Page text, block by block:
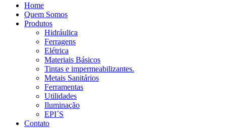
Home
Quem Somos
Produtos
Hidráulica
Ferragens
Elétrica
Materiais Básicos
Tintas e impermeabilizantes.
Metais Sanitários
Ferramentas
Utilidades
Iluminação
EPI´S
Contato